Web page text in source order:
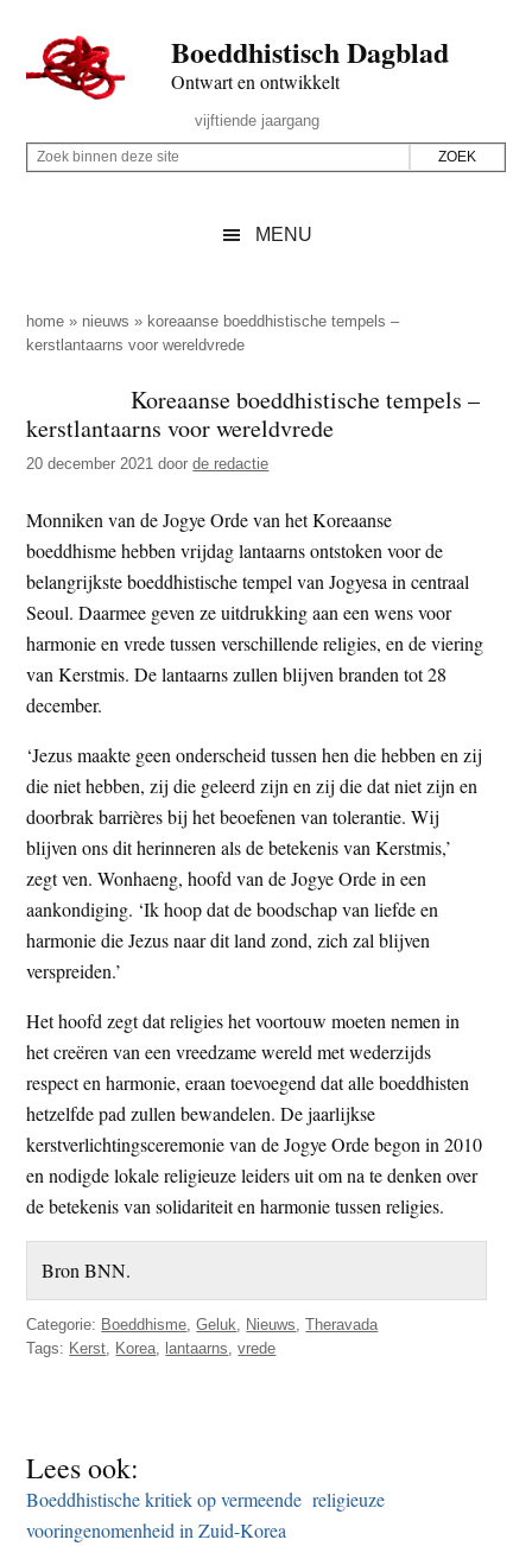
naar
de
inhoud
secondary
naar
de
sidebar
naar
de
Boeddhistisch Dagblad
Ontwart en ontwikkelt
Rechts
vijftiende jaargang
Z
p
d
z
e
i
t
e
Z
i
n
n
d
z
e
s
i
t
e
MENU
home » nieuws » koreaanse boeddhistische tempels –
kerstlantaarns voor wereldvrede
Koreaanse boeddhistische tempels –
kerstlantaarns voor wereldvrede
20 december 2021 doorde redactie
Monniken van de Jogye Orde van het Koreaanse
boeddhisme hebben vrijdag lantaarns ontstoken voor de
belangrijkste boeddhistische tempel van Jogyesa in centraal
Seoul. Daarmee geven ze uitdrukking aan een wens voor
harmonie en vrede tussen verschillende religies, en de viering
van Kerstmis. De lantaarns zullen blijven branden tot 28
december.
‘Jezus maakte geen onderscheid tussen hen die hebben en zij
die niet hebben, zij die geleerd zijn en zij die dat niet zijn en
doorbrak barrières bij het beoefenen van tolerantie. Wij
blijven ons dit herinneren als de betekenis van Kerstmis,’
zegt ven. Wonhaeng, hoofd van de Jogye Orde in een
aankondiging. ‘Ik hoop dat de boodschap van liefde en
harmonie die Jezus naar dit land zond, zich zal blijven
verspreiden.’
Het hoofd zegt dat religies het voortouw moeten nemen in
het creëren van een vreedzame wereld met wederzijds
respect en harmonie, eraan toevoegend dat alle boeddhisten
hetzelfde pad zullen bewandelen. De jaarlijkse
kerstverlichtingsceremonie van de Jogye Orde begon in 2010
en nodigde lokale religieuze leiders uit om na te denken over
de betekenis van solidariteit en harmonie tussen religies.
Bron BNN.
Categorie: Boeddhisme,Geluk, Nieuws,Theravada
Tags: Kerst, Korea, lantaarns,vrede
Lees ook:
Boeddhistische kritiek op vermeende religieuze
vooringenomenheid in Zuid-Korea